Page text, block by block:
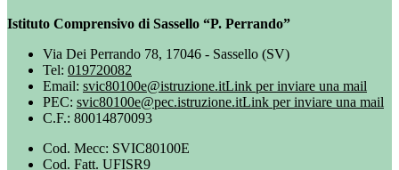
Istituto Comprensivo di Sassello “P. Perrando”
Via Dei Perrando 78, 17046 - Sassello (SV)
Tel: 019720082
Email: svic80100e@istruzione.itLink per inviare una mail
PEC: svic80100e@pec.istruzione.itLink per inviare una mail
C.F.: 80014870093
Cod. Mecc: SVIC80100E
Cod. Fatt. UFISR9